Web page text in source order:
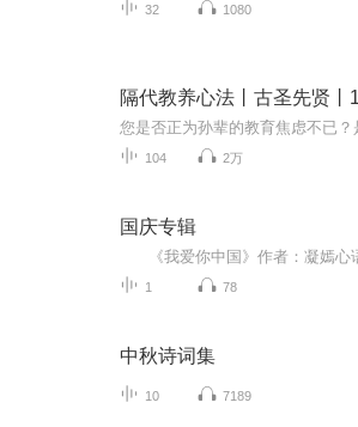
32 1080
104 2万
国庆专辑
1 78
中秋诗词集
10 7189